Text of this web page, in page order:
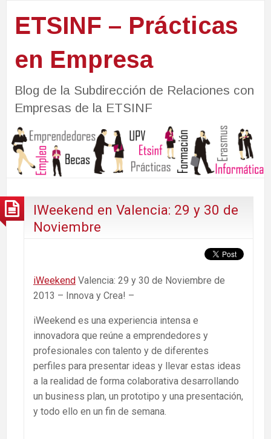
ETSINF – Prácticas
en Empresa
Blog de la Subdirección de Relaciones con
Empresas de la ETSINF
IWeekend en Valencia: 29 y 30 de
Noviembre
iWeekend Valencia: 29 y 30 de Noviembre de
2013 – Innova y Crea! –
iWeekend es una experiencia intensa e
innovadora que reúne a emprendedores y
profesionales con talento y de diferentes
perfiles para presentar ideas y llevar estas ideas
a la realidad de forma colaborativa desarrollando
un business plan, un prototipo y una presentación,
y todo ello en un fin de semana.